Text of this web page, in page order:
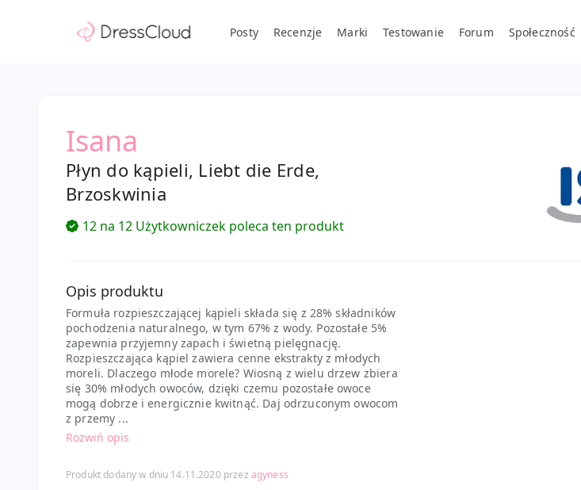
Posty Recenzje Marki Testowanie Forum Społeczność
Isana
Płyn do kąpieli, Liebt die Erde,
Brzoskwinia
12 na 12 Użytkowniczek poleca ten produkt
Opis produktu
Formuła rozpieszczającej kąpieli składa się z 28% składników
pochodzenia naturalnego, w tym 67% z wody. Pozostałe 5%
zapewnia przyjemny zapach i świetną pielęgnację.
Rozpieszczająca kąpiel zawiera cenne ekstrakty z młodych
moreli. Dlaczego młode morele? Wiosną z wielu drzew zbiera
się 30% młodych owoców, dzięki czemu pozostałe owoce
mogą dobrze i energicznie kwitnąć. Daj odrzuconym owocom
z przemy ...
Rozwiń opis
Produkt dodany w dniu 14.11.2020 przez agyness